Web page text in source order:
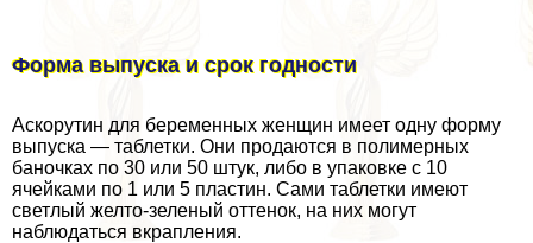
Форма выпуска и срок годности
Аскорутин для беременных женщин имеет одну форму
выпуска — таблетки. Они продаются в полимерных
баночках по 30 или 50 штук, либо в упаковке с 10
ячейками по 1 или 5 пластин. Сами таблетки имеют
светлый желто-зеленый оттенок, на них могут
наблюдаться вкрапления.